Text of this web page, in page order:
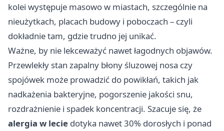
kolei występuje masowo w miastach, szczególnie na
nieużytkach, placach budowy i poboczach – czyli
dokładnie tam, gdzie trudno jej unikać.
Ważne, by nie lekceważyć nawet łagodnych objawów.
Przewlekły stan zapalny błony śluzowej nosa czy
spojówek może prowadzić do powikłań, takich jak
nadkażenia bakteryjne, pogorszenie jakości snu,
rozdrażnienie i spadek koncentracji. Szacuje się, że
alergia w lecie dotyka nawet 30% dorosłych i ponad